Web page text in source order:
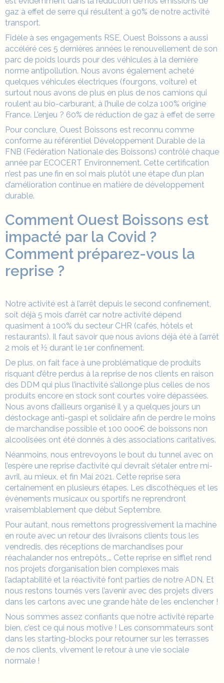
gaz à effet de serre qui résultent à 90% de notre activité
transport.
Fidèle à ses engagements RSE, Ouest Boissons a aussi
accéléré ces 5 dernières années le renouvellement de son
parc de poids lourds pour des véhicules à la dernière
norme antipollution. Nous avons également acheté
quelques véhicules électriques (fourgons, voiture) et
surtout nous avons de plus en plus de nos camions qui
roulent au bio-carburant, à l’huile de colza 100% origine
France. L’enjeu ? 60% de réduction de gaz à effet de serre
Pour conclure, Ouest Boissons est reconnu comme
conforme au référentiel Développement Durable de la
FNB (Fédération Nationale des Boissons) contrôlé chaque
année par ECOCERT Environnement. Cette certification
n’est pas une fin en soi mais plutôt une étape d’un plan
d’amélioration continue en matière de développement
durable.
Comment Ouest Boissons est
impacté par la Covid ?
Comment préparez-vous la
reprise ?
Notre activité est à l’arrêt depuis le second confinement,
soit déjà 5 mois d’arrêt car notre activité dépend
quasiment à 100% du secteur CHR (cafés, hôtels et
restaurants). Il faut savoir que nous avions déjà été à l’arrêt
2 mois et ½ durant le 1er confinement.
De plus, on fait face à une problématique de produits
risquant d’être perdus à la reprise de nos clients en raison
des DDM qui plus l’inactivité s’allonge plus celles de nos
produits encore en stock sont courtes voire dépassées.
Nous avons d’ailleurs organisé il y a quelques jours un
déstockage anti-gaspi et solidaire afin de perdre le moins
de marchandise possible et 100 000€ de boissons non
alcoolisées ont été donnés à des associations caritatives.
Néanmoins, nous entrevoyons le bout du tunnel avec on
l’espère une reprise d’activité qui devrait s’étaler entre mi-
avril, au mieux, et fin Mai 2021. Cette reprise sera
certainement en plusieurs étapes. Les discothèques et les
évènements musicaux ou sportifs ne reprendront
vraisemblablement que début Septembre.
Pour autant, nous remettons progressivement la machine
en route avec un retour des livraisons clients tous les
vendredis, des réceptions de marchandises pour
réachalander nos entrepôts,… Cette reprise en sifflet rend
nos projets d’organisation bien complexes mais
l’adaptabilité et la réactivité font parties de notre ADN. Et
nous restons tournés vers l’avenir avec des projets divers
dans les cartons avec une grande hâte de les enclencher !
Nous sommes assez confiants que notre activité reparte
bien, c’est ce qui nous motive ! Les consommateurs sont
dans les starting-blocks pour retourner sur les terrasses
de nos clients, vivement le retour à une vie sociale
normale !